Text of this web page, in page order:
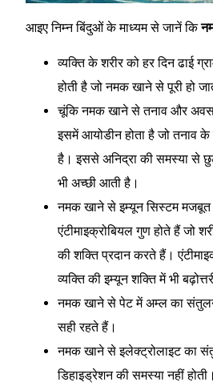
आइए निम्न बिंदुओं के माध्यम से जानें कि
व्यक्ति के शरीर को हर दिन ढाई
होती है जो नमक खाने से पूरी हो
चूंकि नमक खाने से तनाव और
इसमें आयोडीन होता है जो तनाव के
है। इससे अनिद्रा की समस्या से
भी अच्छी आती है।
नमक खाने से इम्यून सिस्टम मजबूत
एंटीमाइक्रोबियल गुण होते हैं जो
की शक्ति प्रदान करते हैं।
व्यक्ति की इम्यून शक्ति में भी
नमक खाने से पेट में अम्ल का
सही रहते हैं।
नमक खाने से इलेक्ट्रोलाइट का
डिहाइड्रेशन की समस्या नहीं होती।